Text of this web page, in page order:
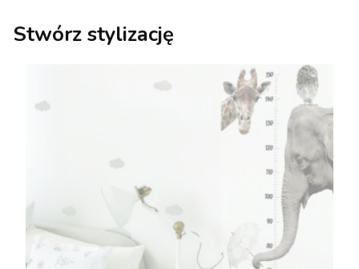
Stwórz stylizację